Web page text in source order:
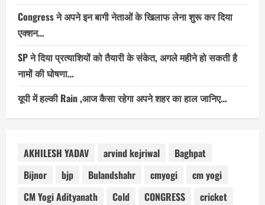
Congress ने अपने इन बागी नेताओं के खिलाफ लेना शुरू कर दिया
एक्शन…
SP ने दिया प्रत्याशियों को तैयारी के संकेत, अगले महीने हो सकती है
नामों की घोषणा…
यूपी में हल्की Rain ,आज कैसा रहेगा अपने शहर का हाल जानिए…
AKHILESH YADAV arvind kejriwal
Baghpat
Bijnor
bjp Bulandshahr cmyogi
cm yogi
CM Yogi Adityanath
Cold CONGRESS
cricket